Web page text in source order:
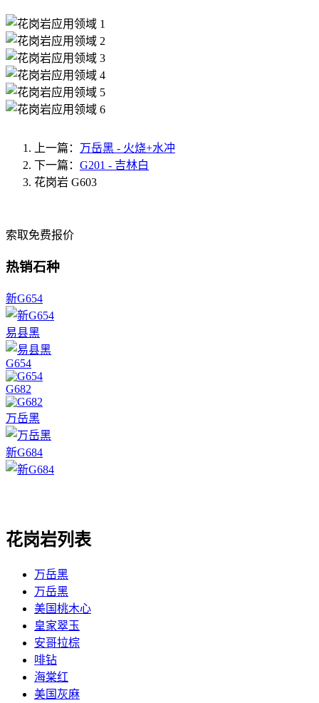
上一篇： 万岳黑 - 火烧+水冲
下一篇： G201 - 吉林白
花岗岩 G603
索取免费报价
热销石种
新G654
易县黑
G654
G682
万岳黑
新G684
花岗岩列表
万岳黑
万岳黑
美国桃木心
皇家翠玉
安哥拉棕
啡钻
海棠红
美国灰麻